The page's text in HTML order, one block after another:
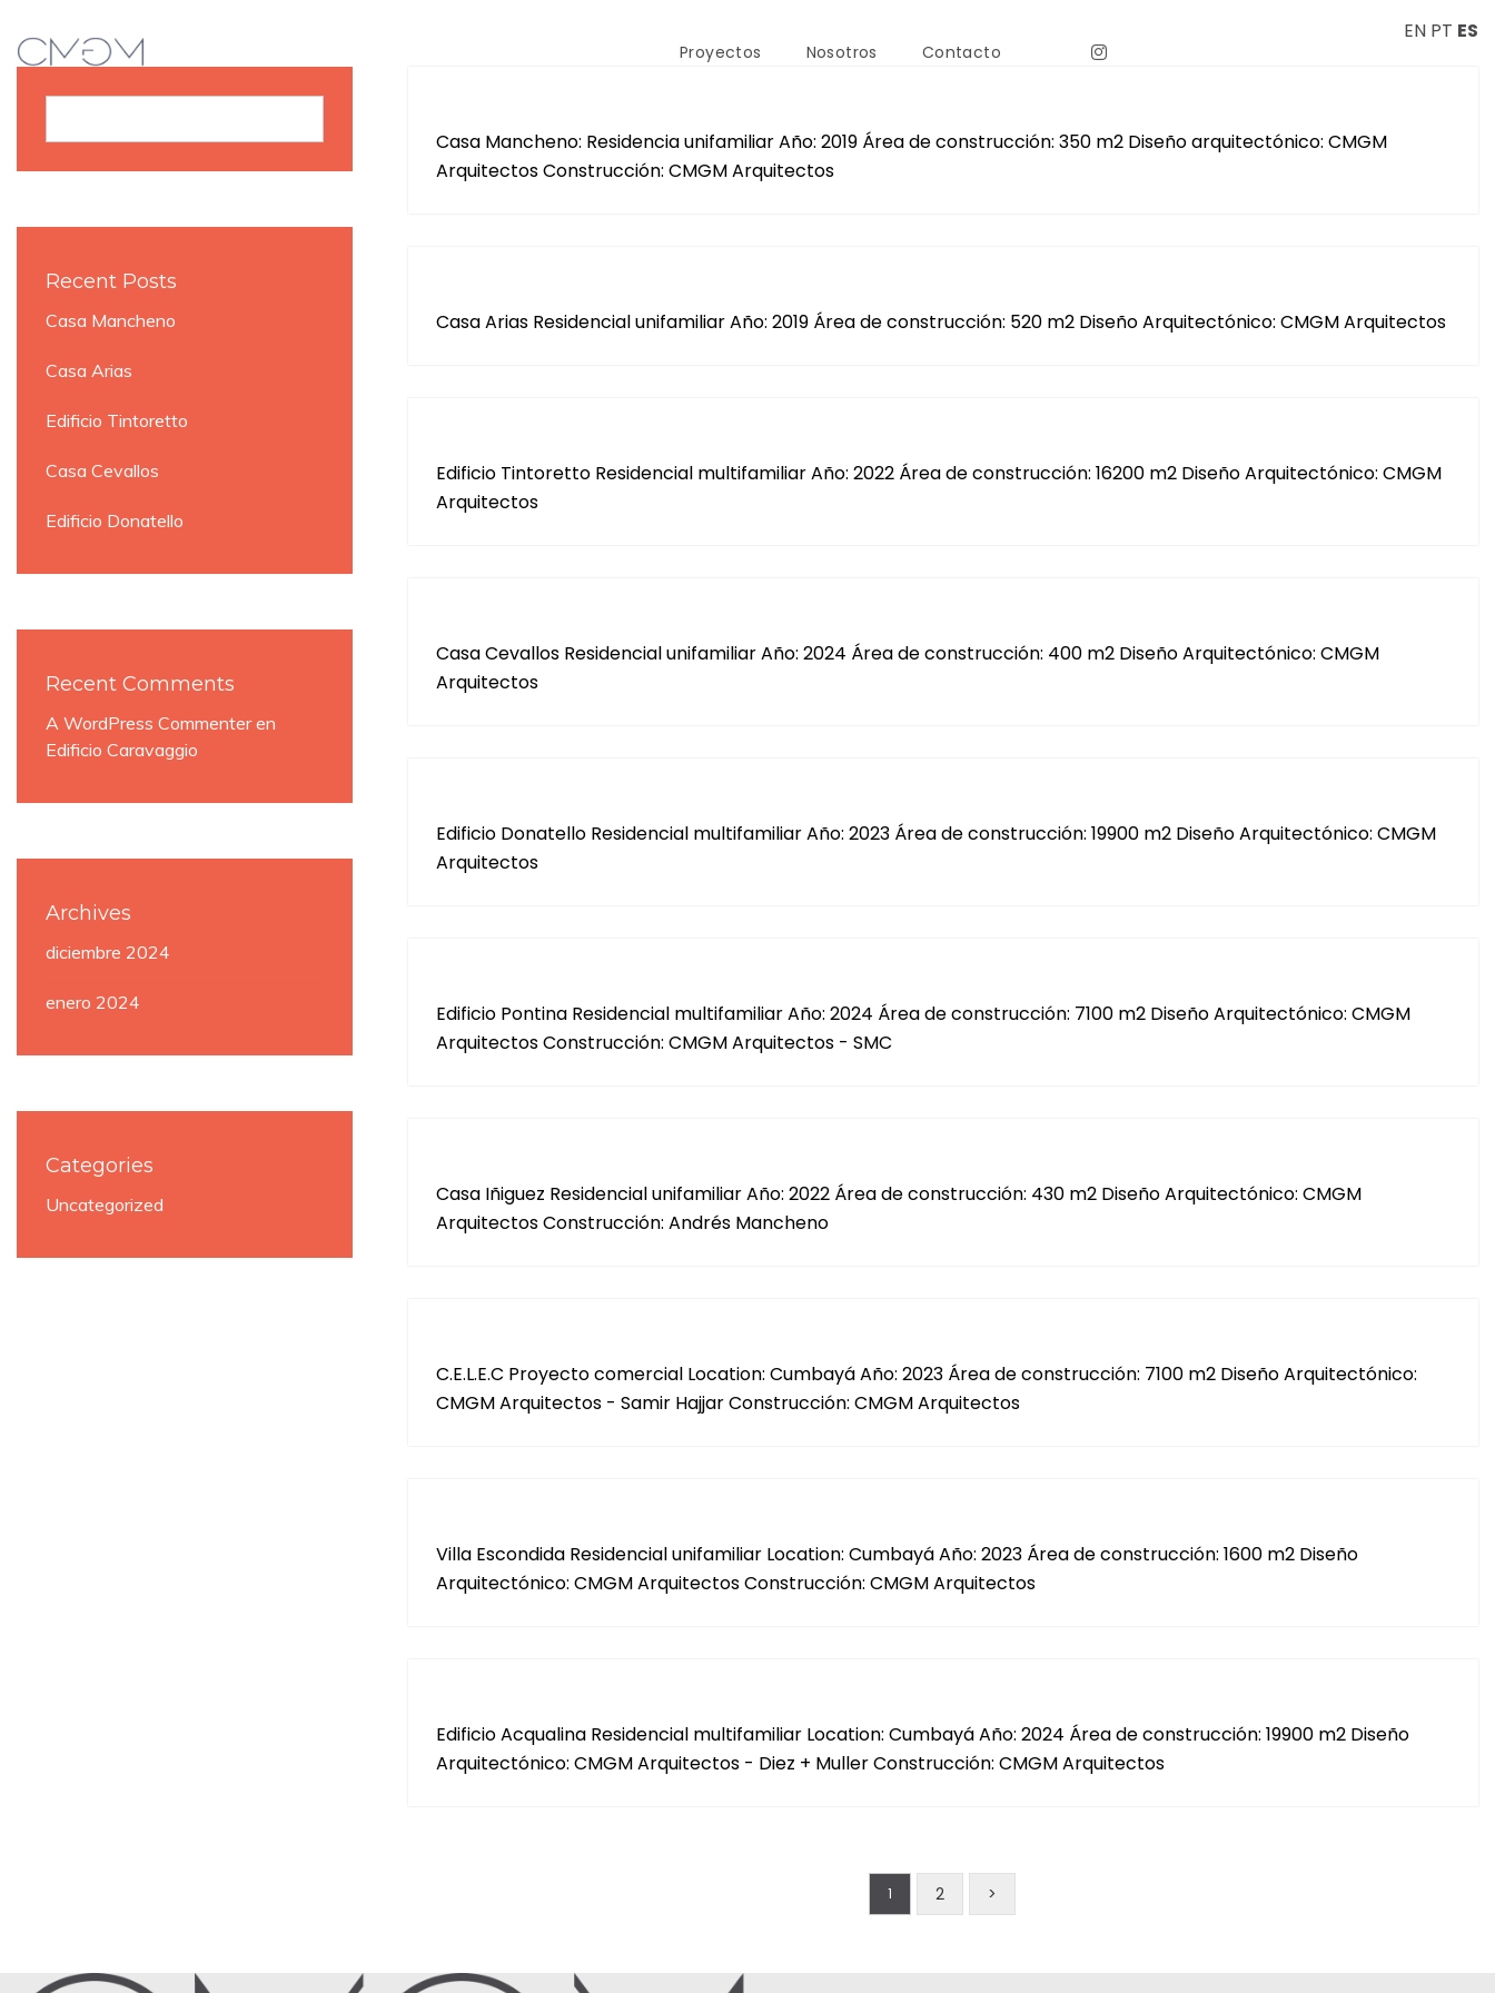
Proyectos Nosotros Contacto
Casa Mancheno: Residencia unifamiliar Año: 2019 Área de construcción: 350 m2 Diseño arquitectónico: CMGM
Arquitectos Construcción: CMGM Arquitectos
Casa Arias Residencial unifamiliar Año: 2019 Área de construcción: 520 m2 Diseño Arquitectónico: CMGM Arquitectos
Edificio Tintoretto Residencial multifamiliar Año: 2022 Área de construcción: 16200 m2 Diseño Arquitectónico: CMGM
Arquitectos
Casa Cevallos Residencial unifamiliar Año: 2024 Área de construcción: 400 m2 Diseño Arquitectónico: CMGM
Arquitectos
Edificio Donatello Residencial multifamiliar Año: 2023 Área de construcción: 19900 m2 Diseño Arquitectónico: CMGM
Arquitectos
Edificio Pontina Residencial multifamiliar Año: 2024 Área de construcción: 7100 m2 Diseño Arquitectónico: CMGM
Arquitectos Construcción: CMGM Arquitectos - SMC
Casa Iñiguez Residencial unifamiliar Año: 2022 Área de construcción: 430 m2 Diseño Arquitectónico: CMGM
Arquitectos Construcción: Andrés Mancheno
C.E.L.E.C Proyecto comercial Location: Cumbayá Año: 2023 Área de construcción: 7100 m2 Diseño Arquitectónico:
CMGM Arquitectos - Samir Hajjar Construcción: CMGM Arquitectos
Villa Escondida Residencial unifamiliar Location: Cumbayá Año: 2023 Área de construcción: 1600 m2 Diseño
Arquitectónico: CMGM Arquitectos Construcción: CMGM Arquitectos
Edificio Acqualina Residencial multifamiliar Location: Cumbayá Año: 2024 Área de construcción: 19900 m2 Diseño
Arquitectónico: CMGM Arquitectos - Diez + Muller Construcción: CMGM Arquitectos
1 2 >
Recent Posts
Casa Mancheno
Casa Arias
Edificio Tintoretto
Casa Cevallos
Edificio Donatello
Recent Comments
A WordPress Commenteren
Edificio Caravaggio
Archives
diciembre 2024
enero 2024
Categories
Uncategorized
EN PT ES